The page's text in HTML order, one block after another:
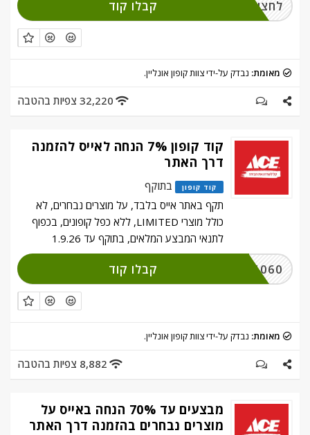
לחצו על מימוש קבלו קוד
מאומת: נבדק על-ידי צוות קופון אונליין.
32,220 צפיות בהטבה
קוד קופון 7% הנחה לאייס להזמנה
דרך האתר
קוד קופון
בתוקף
תקף באתר אייס בלבד, על מוצרים נבחרים, לא
כולל מוצרי LIMITED, ללא כפל קופונים, בכפוף
לתנאי המבצע המלאים, בתוקף עד 1.9.26
1101060 קבלו קוד
מאומת: נבדק על-ידי צוות קופון אונליין.
8,882 צפיות בהטבה
מבצעים עד 70% הנחה באייס על
מוצרים נבחרים בהזמנה דרך האתר